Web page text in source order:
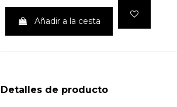
Añadir a la cesta
Detalles de producto